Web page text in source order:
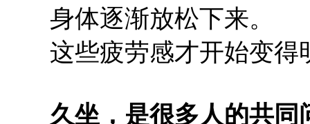
身体逐渐放松下来。
这些疲劳感才开始变得
久坐，是很多人的共同